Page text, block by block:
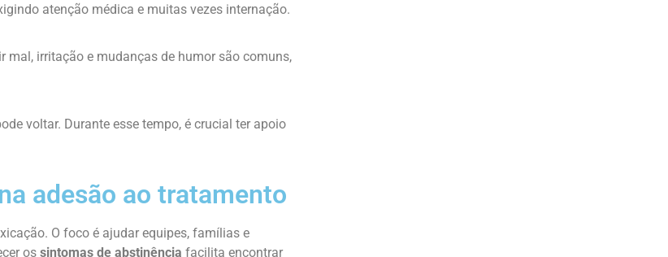
atenção médica e muitas vezes internação.
irritação e mudanças de humor são comuns,
voltar. Durante esse tempo, é crucial ter apoio
adesão ao tratamento
O foco é ajudar equipes, famílias e
os sintomas de abstinência facilita encontrar